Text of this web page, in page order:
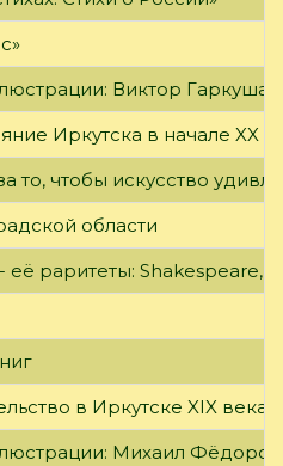
Виктор Гаркуша
Иркутска в начале XX
то, чтобы искусство
области
её раритеты: Shakespeare,
в Иркутске XIX века
Михаил Фёдоров